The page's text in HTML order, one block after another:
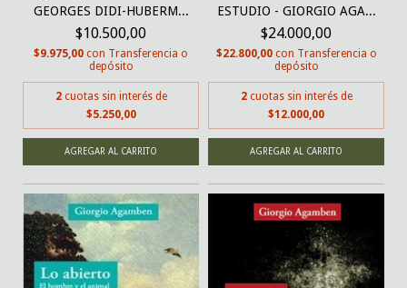
GEORGES DIDI-HUBERM...
$10.500,00
$9.975,00 con Transferencia o
depósito
2 cuotas sin interés de
$5.250,00
ESTUDIO - GIORGIO AGA...
$24.000,00
$22.800,00 con Transferencia o
depósito
2 cuotas sin interés de
$12.000,00